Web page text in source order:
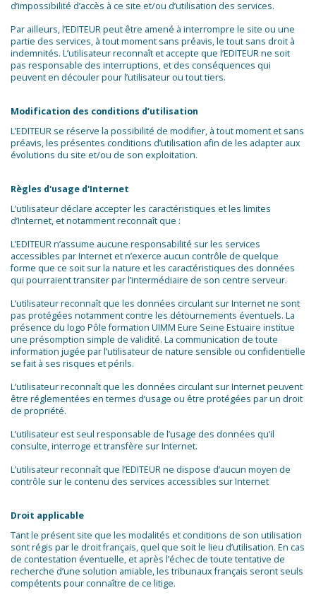
d’impossibilité d’accès à ce site et/ou d’utilisation des services.
Par ailleurs, l’EDITEUR peut être amené à interrompre le site ou une
partie des services, à tout moment sans préavis, le tout sans droit à
indemnités. L’utilisateur reconnaît et accepte que l’EDITEUR ne soit
pas responsable des interruptions, et des conséquences qui
peuvent en découler pour l’utilisateur ou tout tiers.
Modification des conditions d’utilisation
L’EDITEUR se réserve la possibilité de modifier, à tout moment et sans
préavis, les présentes conditions d’utilisation afin de les adapter aux
évolutions du site et/ou de son exploitation.
Règles d'usage d'Internet
L’utilisateur déclare accepter les caractéristiques et les limites
d’Internet, et notamment reconnaît que :
L’EDITEUR n’assume aucune responsabilité sur les services
accessibles par Internet et n’exerce aucun contrôle de quelque
forme que ce soit sur la nature et les caractéristiques des données
qui pourraient transiter par l’intermédiaire de son centre serveur.
L’utilisateur reconnaît que les données circulant sur Internet ne sont
pas protégées notamment contre les détournements éventuels. La
présence du logo Pôle formation UIMM Eure Seine Estuaire institue
une présomption simple de validité. La communication de toute
information jugée par l’utilisateur de nature sensible ou confidentielle
se fait à ses risques et périls.
L’utilisateur reconnaît que les données circulant sur Internet peuvent
être réglementées en termes d’usage ou être protégées par un droit
de propriété.
L’utilisateur est seul responsable de l’usage des données qu’il
consulte, interroge et transfère sur Internet.
L’utilisateur reconnaît que l’EDITEUR ne dispose d’aucun moyen de
contrôle sur le contenu des services accessibles sur Internet
Droit applicable
Tant le présent site que les modalités et conditions de son utilisation
sont régis par le droit français, quel que soit le lieu d’utilisation. En cas
de contestation éventuelle, et après l’échec de toute tentative de
recherche d’une solution amiable, les tribunaux français seront seuls
compétents pour connaître de ce litige.